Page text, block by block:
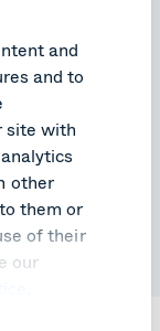
and
and to
site with
other
them or
of their
our
die
in
&